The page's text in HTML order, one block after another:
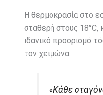
Η θερμοκρασία στο
σταθερή στους 18°C,
ιδανικό προορισμό
τον χειμώνα.
«Κάθε